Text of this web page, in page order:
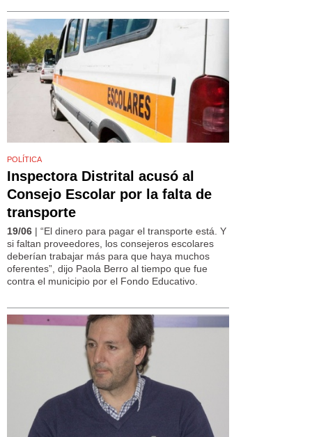
POLÍTICA
Inspectora Distrital acusó al
Consejo Escolar por la falta de
transporte
19/06 | “El dinero para pagar el transporte está. Y
si faltan proveedores, los consejeros escolares
deberían trabajar más para que haya muchos
oferentes”, dijo Paola Berro al tiempo que fue
contra el municipio por el Fondo Educativo.